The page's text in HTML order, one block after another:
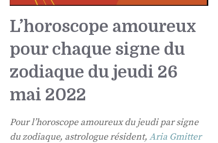
L’horoscope amoureux
pour chaque signe du
zodiaque du jeudi 26
mai 2022
Pour l’horoscope amoureux du jeudi par signe
du zodiaque, astrologue résident, Aria Gmitter